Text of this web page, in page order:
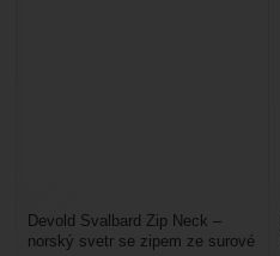
Devold Svalbard Zip Neck –
norský svetr se zipem ze surové